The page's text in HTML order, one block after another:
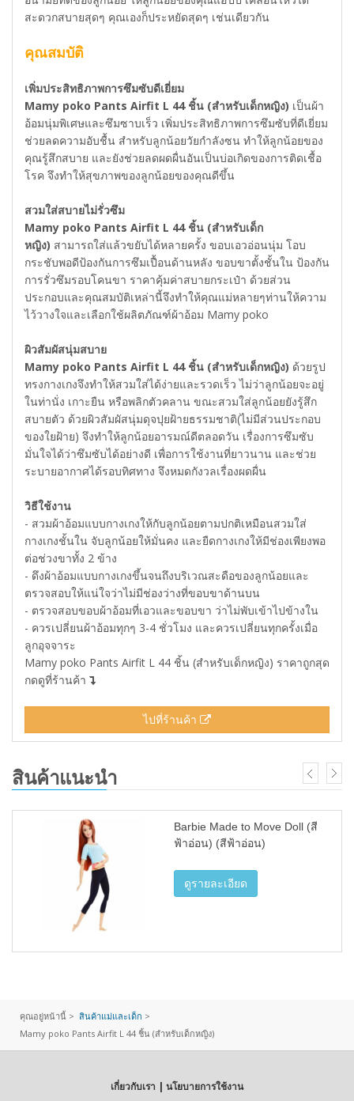
สะดวกสบายสุดๆ คุณเองก็ประหยัดสุดๆ เช่นเดียวกัน
คุณสมบัติ
เพิ่มประสิทธิภาพการซึมซับดีเยี่ยม
Mamy poko Pants Airfit L 44 ชิ้น (สำหรับเด็กหญิง) เป็นผ้า
อ้อมนุ่มพิเศษและซึมซาบเร็ว เพิ่มประสิทธิภาพการซึมซับที่ดีเยี่ยม
ช่วยลดความอับชื้น สำหรับลูกน้อยวัยกำลังซน ทำให้ลูกน้อยของ
คุณรู้สึกสบาย และยังช่วยลดผดผื่นอันเป็นบ่อเกิดของการติดเชื้อ
โรค จึงทำให้สุขภาพของลูกน้อยของคุณดีขึ้น
สวมใส่สบายไม่รั่วซึม
Mamy poko Pants Airfit L 44 ชิ้น (สำหรับเด็ก
หญิง) สามารถใส่แล้วขยับได้หลายครั้ง ขอบเอวอ่อนนุ่ม โอบ
กระชับพอดีป้องกันการซึมเปื้อนด้านหลัง ขอบขาตั้งชั้นใน ป้องกัน
การรั่วซึมรอบโคนขา ราคาคุ้มค่าสบายกระเป๋า ด้วยส่วน
ประกอบและคุณสมบัติเหล่านี้จึงทำให้คุณแม่หลายๆท่านให้ความ
ไว้วางใจและเลือกใช้ผลิตภัณฑ์ผ้าอ้อม Mamy poko
ผิวสัมผัสนุ่มสบาย
Mamy poko Pants Airfit L 44 ชิ้น (สำหรับเด็กหญิง) ด้วยรูป
ทรงกางเกงจึงทำให้สวมใส่ได้ง่ายและรวดเร็ว ไม่ว่าลูกน้อยจะอยู่
ในท่านั่ง เกาะยืน หรือพลิกตัวคลาน ขณะสวมใส่ลูกน้อยยังรู้สึก
สบายตัว ด้วยผิวสัมผัสนุ่มดุจปุยฝ้ายธรรมชาติ(ไม่มีส่วนประกอบ
ของใยฝ้าย) จึงทำให้ลูกน้อยอารมณ์ดีตลอดวัน เรื่องการซึมซับ
มั่นใจได้ว่าซึมซับได้อย่างดี เพื่อการใช้งานที่ยาวนาน และช่วย
ระบายอากาศได้รอบทิศทาง จึงหมดกังวลเรื่องผดผื่น
วิธีใช้งาน
- สวมผ้าอ้อมแบบกางเกงให้กับลูกน้อยตามปกติเหมือนสวมใส่
กางเกงชั้นใน จับลูกน้อยให้มั่นคง และยืดกางเกงให้มีช่องเพียงพอ
ต่อช่วงขาทั้ง 2 ข้าง
- ดึงผ้าอ้อมแบบกางเกงขึ้นจนถึงบริเวณสะดือของลูกน้อยและ
ตรวจสอบให้แน่ใจว่าไม่มีช่องว่างที่ขอบขาด้านบน
- ตรวจสอบขอบผ้าอ้อมที่เอวและขอบขา ว่าไม่พับเข้าไปข้างใน
- ควรเปลี่ยนผ้าอ้อมทุกๆ 3-4 ชั่วโมง และควรเปลี่ยนทุกครั้งเมื่อ
ลูกอุจจาระ
Mamy poko Pants Airfit L 44 ชิ้น (สำหรับเด็กหญิง) ราคาถูกสุด
กดดูที่ร้านค้า
ไปที่ร้านค้า
สินค้าแนะนำ
Barbie Made to Move Doll (สี
ฟ้าอ่อน) (สีฟ้าอ่อน)
ดูรายละเอียด
คุณอยู่หน้านี้ > สินค้าแม่และเด็ก >
Mamy poko Pants Airfit L 44 ชิ้น (สำหรับเด็กหญิง)
เกี่ยวกับเรา | นโยบายการใช้งาน